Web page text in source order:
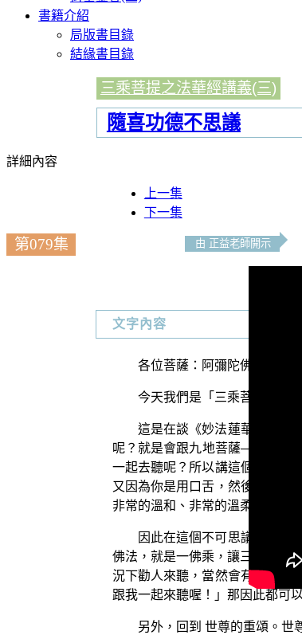
書籍介紹
局版書目錄
結緣書目錄
三乘菩提之法華經講義(三)
隨喜功德不思議
詳細內容
上一集
下一集
第079集 由 正益老師開示
文字內容
各位菩薩：阿彌陀佛！
今天我們是「三乘菩提之法
這是在談《妙法蓮華經》非
呢？就是會跟九地菩薩——持陀
一起去聽呢？所以講這個話的時
又因為你是用口舌，然後來勸說
非常的溫和、非常的溫柔、非常
因此在這個不可思議的經典
佛法，就是一佛乘，讓三乘歸於
況下勸人來聽，當然會有不可思
跟我一起來聽喔！」那因此都可
另外，回到 世尊的重頌。世